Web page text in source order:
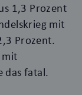
1,3 Prozent
mit
Prozent.
mit
das fatal.